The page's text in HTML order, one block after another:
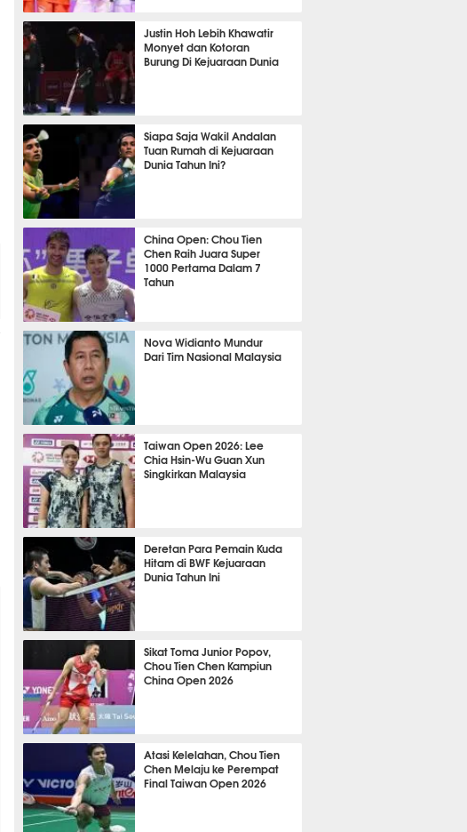
BADMINTON
Justin Hoh Lebih Khawatir
Monyet dan Kotoran
Burung Di Kejuaraan Dunia
BADMINTON
Siapa Saja Wakil Andalan
Tuan Rumah di Kejuaraan
Dunia Tahun Ini?
BADMINTON
China Open: Chou Tien
Chen Raih Juara Super
1000 Pertama Dalam 7
Tahun
BADMINTON
Nova Widianto Mundur
Dari Tim Nasional Malaysia
BADMINTON
Taiwan Open 2026: Lee
Chia Hsin-Wu Guan Xun
Singkirkan Malaysia
BADMINTON
Deretan Para Pemain Kuda
Hitam di BWF Kejuaraan
Dunia Tahun Ini
BADMINTON
Sikat Toma Junior Popov,
Chou Tien Chen Kampiun
China Open 2026
BADMINTON
Atasi Kelelahan, Chou Tien
Chen Melaju ke Perempat
Final Taiwan Open 2026